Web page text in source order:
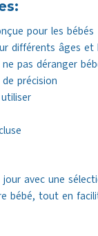
pour les bébés
différents âges et
pas déranger
précision
avec une
bébé, tout en